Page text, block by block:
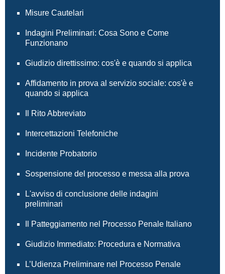
Misure Cautelari
Indagini Preliminari: Cosa Sono e Come
Funzionano
Giudizio direttissimo: cos'è e quando si applica
Affidamento in prova al servizio sociale: cos'è e
quando si applica
Il Rito Abbreviato
Intercettazioni Telefoniche
Incidente Probatorio
Sospensione del processo e messa alla prova
L'avviso di conclusione delle indagini
preliminari
Il Patteggiamento nel Processo Penale Italiano
Giudizio Immediato: Procedura e Normativa
L’Udienza Preliminare nel Processo Penale